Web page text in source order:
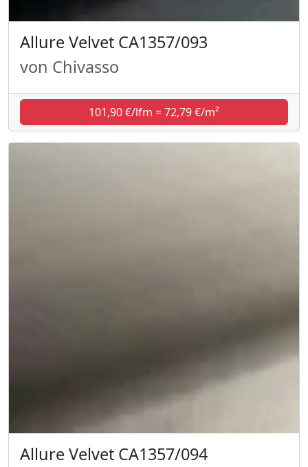
Allure Velvet CA1357/093
von Chivasso
101,90 €/lfm = 72,79 €/m²
Allure Velvet CA1357/094